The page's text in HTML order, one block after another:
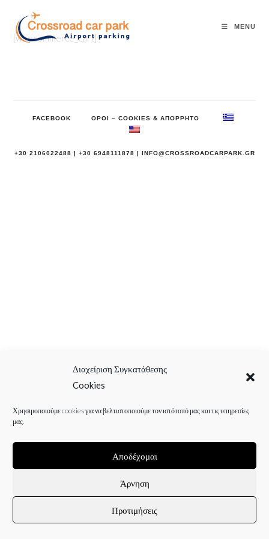
Διαχείριση Συγκατάθεσης
Cookies
Χρησιμοποιούμε cookies για να βελτιστοποιούμε τον ιστότοπό μας και τις υπηρεσίες
μας.
Αποδέχομαι
Άρνηση
Προτιμήσεις
content
MENU
[woocommerce_cart]
FACEBOOK ΟΡΟΙ – COOKIES & ΑΠΟΡΡΗΤΟ
+30 2106022488 | +30 6948111878 | INFO@CROSSROADCARPARK.GR